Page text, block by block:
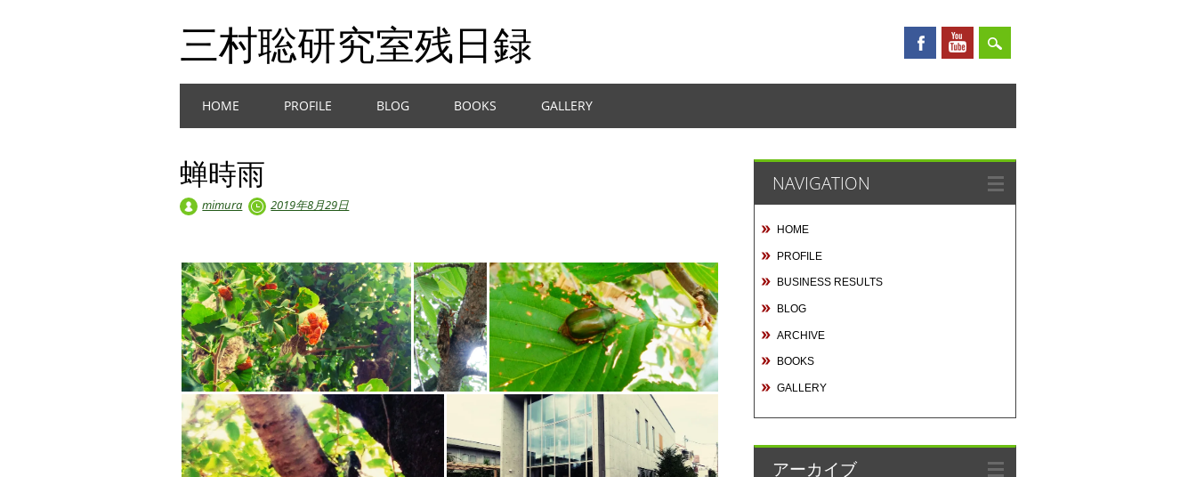
三村聡研究室残日録
Main menu
HOME PROFILE BLOG BOOKS GALLERY
蝉時雨
mimura 2019年8月29日
NAVIGATION
HOME
PROFILE
BUSINESS RESULTS
BLOG
ARCHIVE
BOOKS
GALLERY
アーカイブ